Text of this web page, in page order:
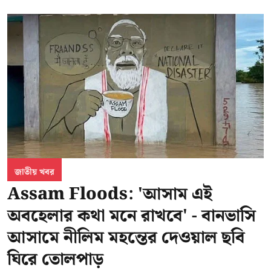
জাতীয় খবর
Assam Floods: 'আসাম এই
অবহেলার কথা মনে রাখবে' - বানভাসি
আসামে নীলিম মহন্তের দেওয়াল ছবি
ঘিরে তোলপাড়